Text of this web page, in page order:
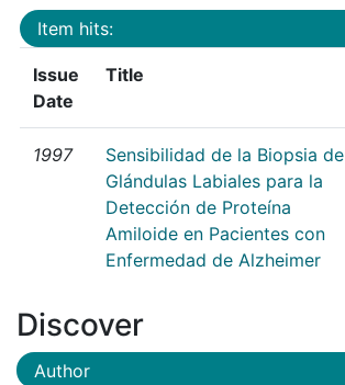
Item hits:
Issue
Date
Title
1997
Sensibilidad de la Biopsia de
Glándulas Labiales para la
Detección de Proteína
Amiloide en Pacientes con
Enfermedad de Alzheimer
Discover
Author